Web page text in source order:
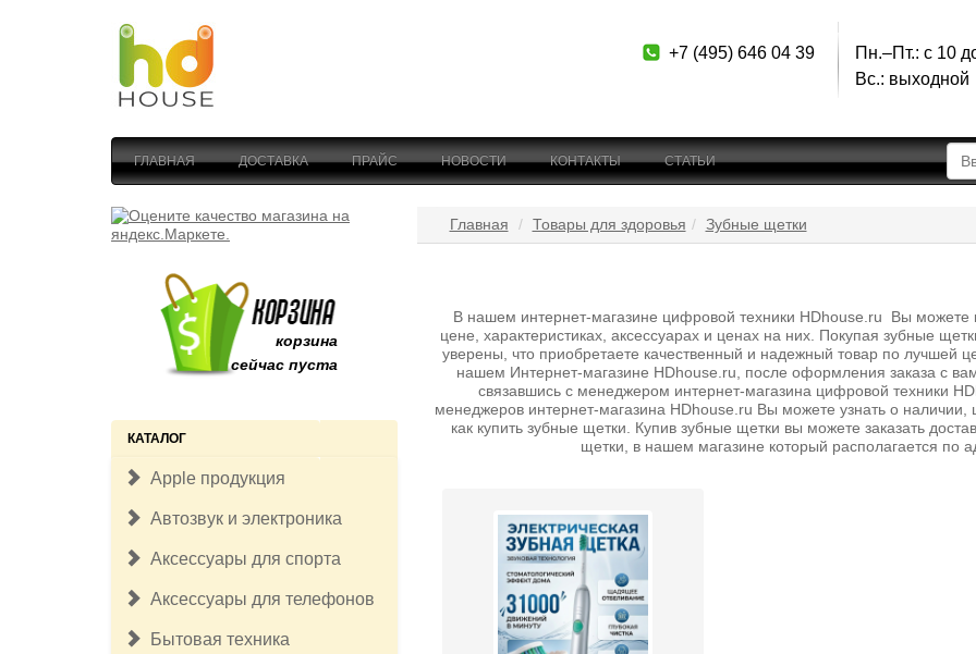
+7 (495) 646 04 39
Пн.–Пт.: с 10
Вс.: выходной
ГЛАВНАЯ ДОСТАВКА ПРАЙС НОВОСТИ КОНТАКТЫ СТАТЬИ
корзина
сейчас пуста
КАТАЛОГ
Apple продукция
Автозвук и электроника
Аксессуары для спорта
Аксессуары для телефонов
Бытовая техника
Главная Товары для здоровья Зубные щетки
В нашем интернет-магазине цифровой техники HDhouse.ru Вы можете
цене, характеристиках, аксессуарах и ценах на них. Покупая зубные
уверены, что приобретаете качественный и надежный товар по лучшей
нашем Интернет-магазине HDhouse.ru, после оформления заказа с
связавшись с менеджером интернет-магазина цифровой техники
менеджеров интернет-магазина HDhouse.ru Вы можете узнать о наличии,
как купить зубные щетки. Купив зубные щетки вы можете заказать
щетки, в нашем магазине который располагается по